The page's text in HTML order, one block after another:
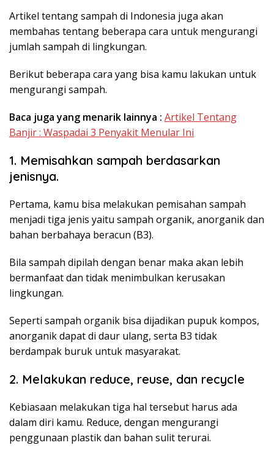
Artikel tentang sampah di Indonesia juga akan
membahas tentang beberapa cara untuk mengurangi
jumlah sampah di lingkungan.
Berikut beberapa cara yang bisa kamu lakukan untuk
mengurangi sampah.
Baca juga yang menarik lainnya : Artikel Tentang
Banjir : Waspadai 3 Penyakit Menular Ini
1. Memisahkan sampah berdasarkan
jenisnya.
Pertama, kamu bisa melakukan pemisahan sampah
menjadi tiga jenis yaitu sampah organik, anorganik dan
bahan berbahaya beracun (B3).
Bila sampah dipilah dengan benar maka akan lebih
bermanfaat dan tidak menimbulkan kerusakan
lingkungan.
Seperti sampah organik bisa dijadikan pupuk kompos,
anorganik dapat di daur ulang, serta B3 tidak
berdampak buruk untuk masyarakat.
2. Melakukan reduce, reuse, dan recycle
Kebiasaan melakukan tiga hal tersebut harus ada
dalam diri kamu. Reduce, dengan mengurangi
penggunaan plastik dan bahan sulit terurai.